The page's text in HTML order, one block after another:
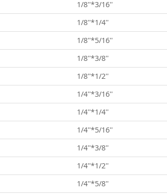
1/8''*3/16''
1/8''*1/4''
1/8''*5/16''
1/8''*3/8''
1/8''*1/2''
1/4''*3/16''
1/4''*1/4''
1/4''*5/16''
1/4''*3/8''
1/4''*1/2''
1/4''*5/8''